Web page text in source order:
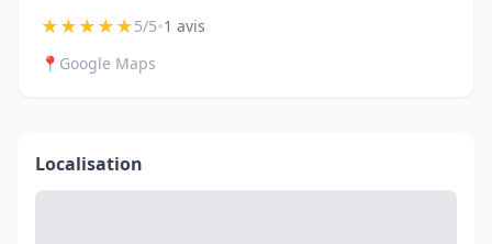
★★★★★5/5•1 avis
📍 Google Maps
Localisation